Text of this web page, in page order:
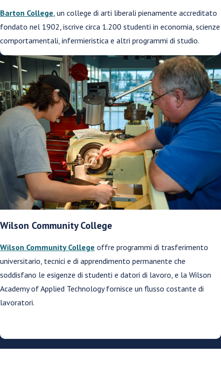
Barton College , un college di arti liberali pienamente accreditato
fondato nel 1902, iscrive circa 1.200 studenti in economia, scienze
comportamentali, infermieristica e altri programmi di studio.
Wilson Community College
Wilson Community College offre programmi di trasferimento
universitario, tecnici e di apprendimento permanente che
soddisfano le esigenze di studenti e datori di lavoro, e la Wilson
Academy of Applied Technology fornisce un flusso costante di
lavoratori.